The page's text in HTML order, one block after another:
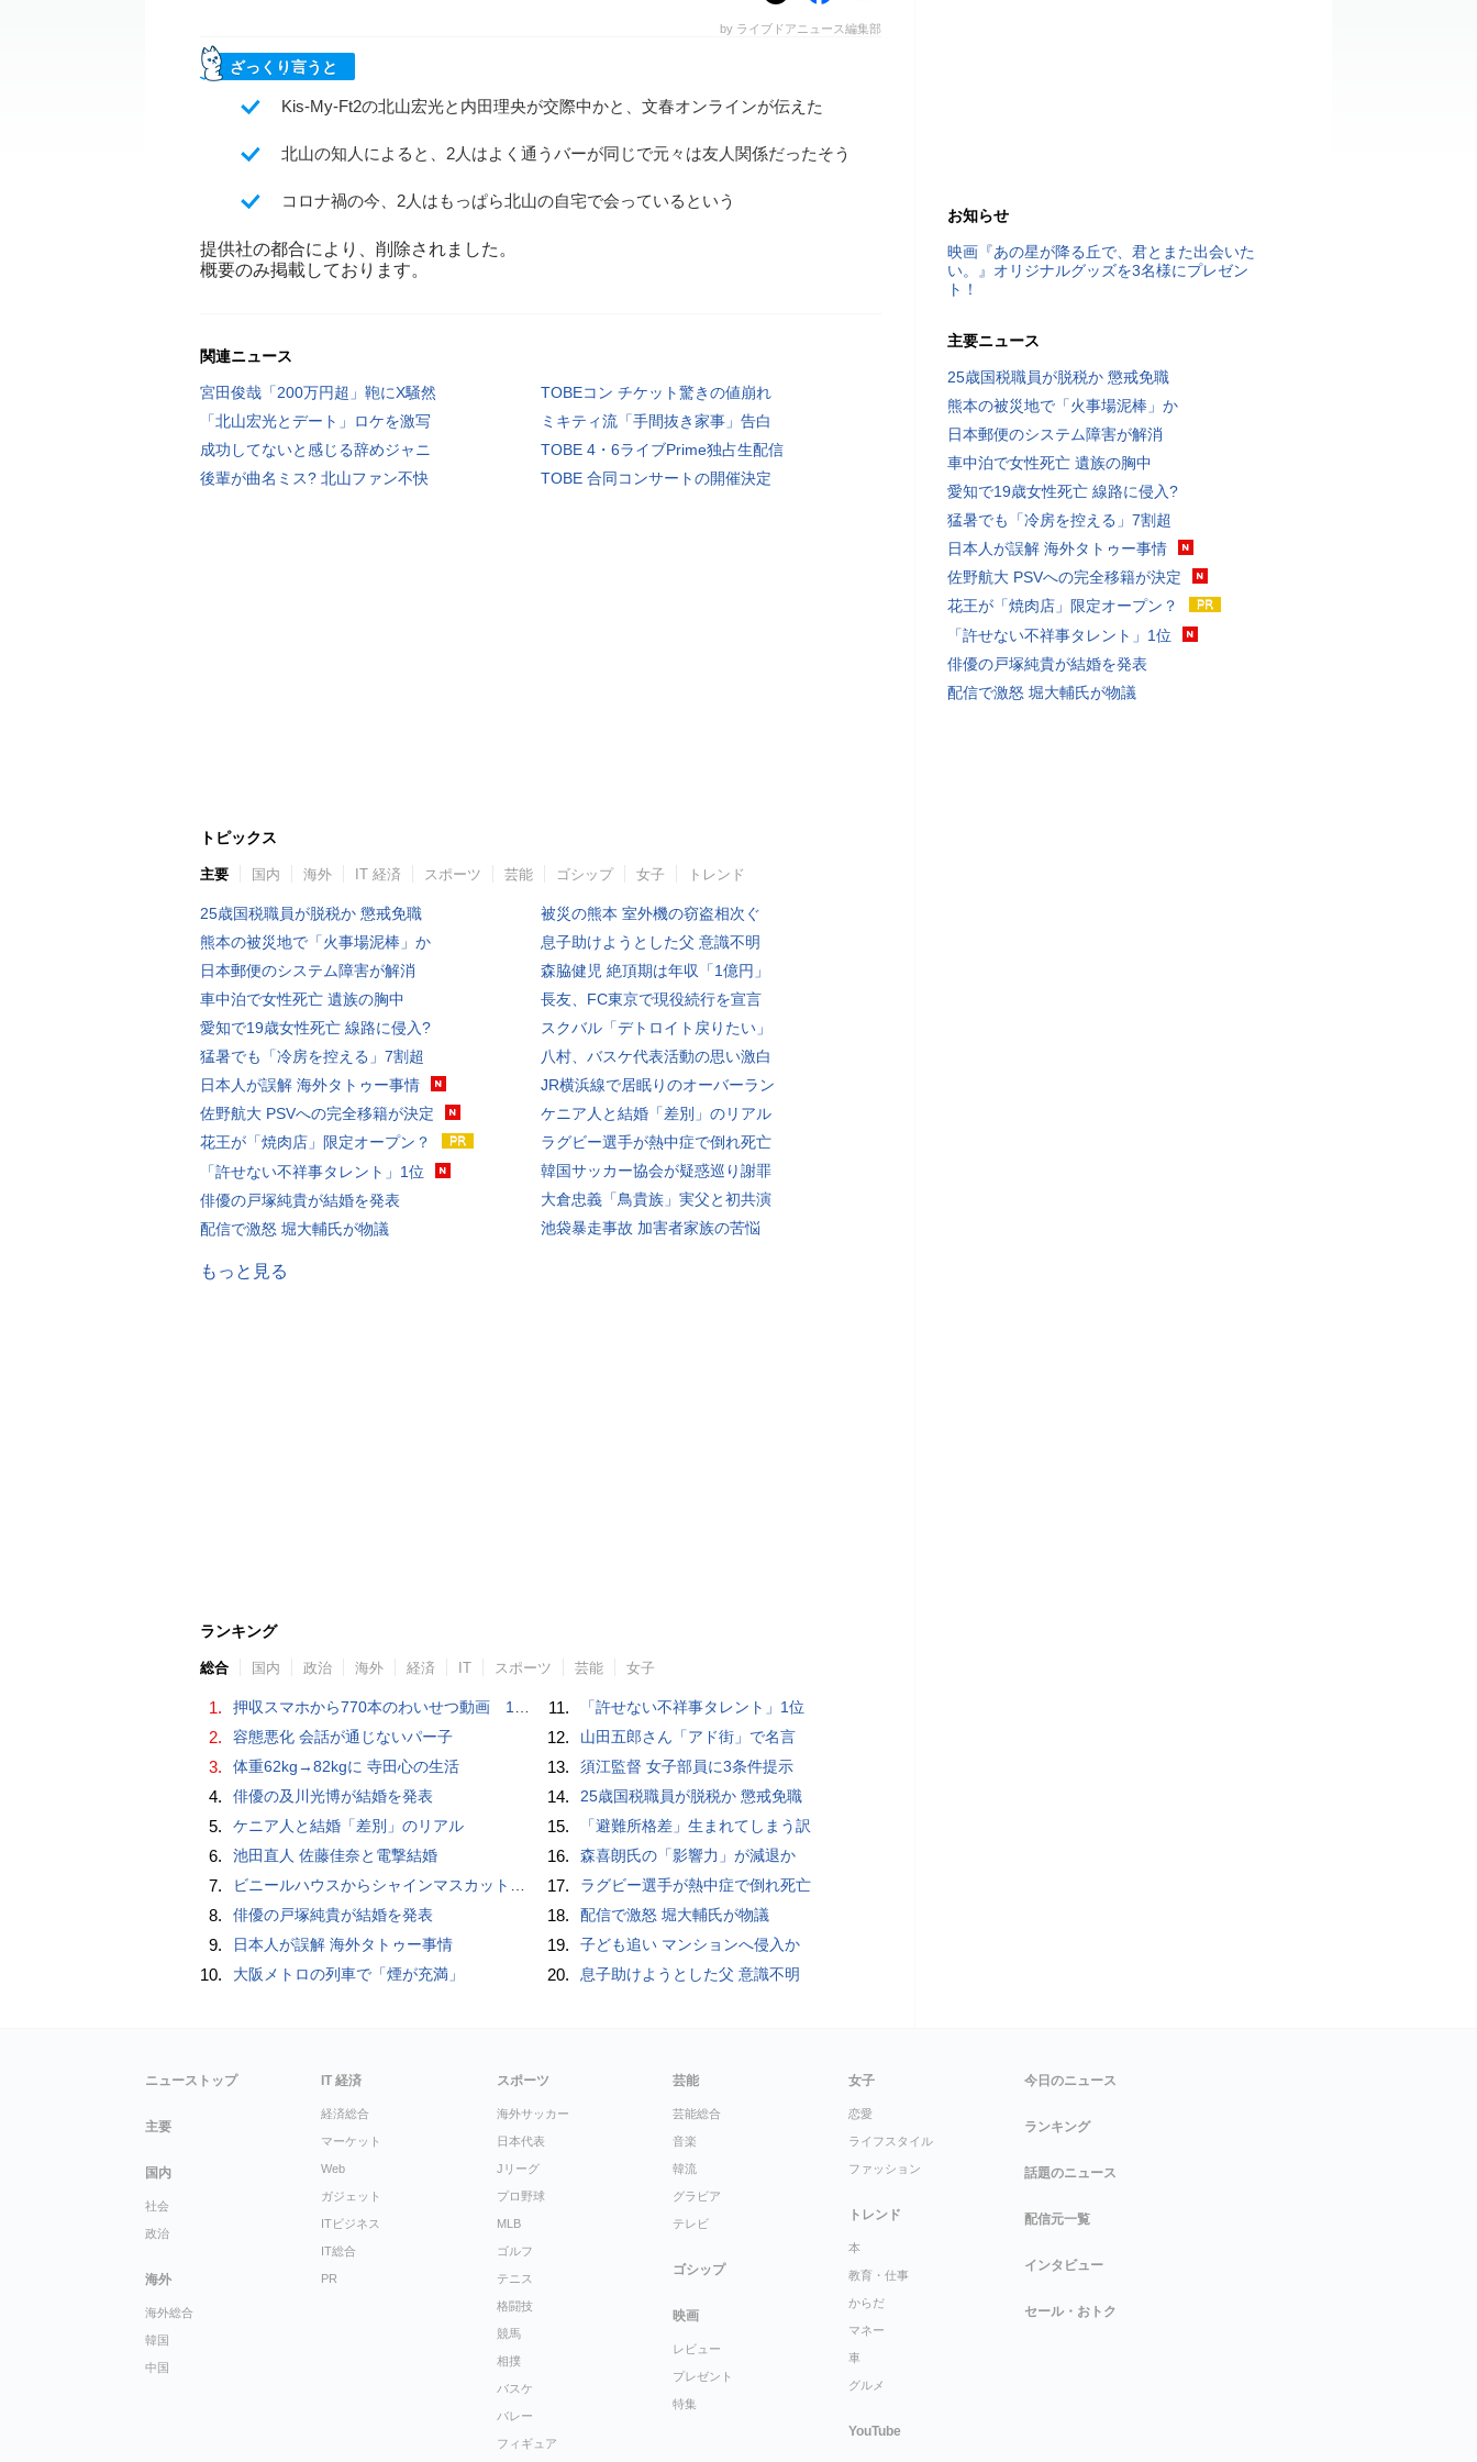
by ライブドアニュース編集部
ざっくり言うと
Kis-My-Ft2の北山宏光と内田理央が交際中かと、文春オンラインが伝えた
北山の知人によると、2人はよく通うバーが同じで元々は友人関係だったそう
コロナ禍の今、2人はもっぱら北山の自宅で会っているという
提供社の都合により、削除されました。
概要のみ掲載しております。
関連ニュース
宮田俊哉「200万円超」鞄にX騒然
TOBEコン チケット驚きの値崩れ
「北山宏光とデート」ロケを激写
ミキティ流「手間抜き家事」告白
成功してないと感じる辞めジャニ
TOBE 4・6ライブPrime独占生配信
後輩が曲名ミス? 北山ファン不快
TOBE 合同コンサートの開催決定
トピックス
主要 国内 海外 IT 経済 スポーツ 芸能 ゴシップ 女子 トレンド
25歳国税職員が脱税か 懲戒免職
熊本の被災地で「火事場泥棒」か
日本郵便のシステム障害が解消
車中泊で女性死亡 遺族の胸中
愛知で19歳女性死亡 線路に侵入?
猛暑でも「冷房を控える」7割超
日本人が誤解 海外タトゥー事情
佐野航大 PSVへの完全移籍が決定
花王が「焼肉店」限定オープン？
「許せない不祥事タレント」1位
俳優の戸塚純貴が結婚を発表
配信で激怒 堀大輔氏が物議
被災の熊本 室外機の窃盗相次ぐ
息子助けようとした父 意識不明
森脇健児 絶頂期は年収「1億円」
長友、FC東京で現役続行を宣言
スクバル「デトロイト戻りたい」
八村、バスケ代表活動の思い激白
JR横浜線で居眠りのオーバーラン
ケニア人と結婚「差別」のリアル
ラグビー選手が熱中症で倒れ死亡
韓国サッカー協会が疑惑巡り謝罪
大倉忠義「鳥貴族」実父と初共演
池袋暴走事故 加害者家族の苦悩
もっと見る
ランキング
総合 国内 政治 海外 経済 IT スポーツ 芸能 女子
1. 押収スマホから770本のわいせつ動画 15歳少女に酒と薬飲ませ性的暴行か 54歳男を再逮捕 「薬もありますよ」とSNSで誘い出し
2. 容態悪化 会話が通じないパー子
3. 体重62kg→82kgに 寺田心の生活
4. 俳優の及川光博が結婚を発表
5. ケニア人と結婚「差別」のリアル
6. 池田直人 佐藤佳奈と電撃結婚
7. ビニールハウスからシャインマスカット約200房を盗んだ疑い ネットで販売か 無職の男（42）逮捕 岡山県警
8. 俳優の戸塚純貴が結婚を発表
9. 日本人が誤解 海外タトゥー事情
10. 大阪メトロの列車で「煙が充満」
11. 「許せない不祥事タレント」1位
12. 山田五郎さん「アド街」で名言
13. 須江監督 女子部員に3条件提示
14. 25歳国税職員が脱税か 懲戒免職
15. 「避難所格差」生まれてしまう訳
16. 森喜朗氏の「影響力」が減退か
17. ラグビー選手が熱中症で倒れ死亡
18. 配信で激怒 堀大輔氏が物議
19. 子ども追い マンションへ侵入か
20. 息子助けようとした父 意識不明
お知らせ
映画『あの星が降る丘で、君とまた出会いた
い。』オリジナルグッズを3名様にプレゼン
ト！
主要ニュース
25歳国税職員が脱税か 懲戒免職
熊本の被災地で「火事場泥棒」か
日本郵便のシステム障害が解消
車中泊で女性死亡 遺族の胸中
愛知で19歳女性死亡 線路に侵入?
猛暑でも「冷房を控える」7割超
日本人が誤解 海外タトゥー事情
佐野航大 PSVへの完全移籍が決定
花王が「焼肉店」限定オープン？
「許せない不祥事タレント」1位
俳優の戸塚純貴が結婚を発表
配信で激怒 堀大輔氏が物議
ニューストップ
主要
国内
社会
政治
海外
海外総合
韓国
中国
IT 経済
経済総合
マーケット
Web
ガジェット
ITビジネス
IT総合
PR
スポーツ
海外サッカー
日本代表
Jリーグ
プロ野球
MLB
ゴルフ
テニス
格闘技
競馬
相撲
バスケ
バレー
フィギュア
芸能
芸能総合
音楽
韓流
グラビア
テレビ
ゴシップ
映画
レビュー
プレゼント
特集
女子
恋愛
ライフスタイル
ファッション
トレンド
本
教育・仕事
からだ
マネー
車
グルメ
YouTube
今日のニュース
ランキング
話題のニュース
配信元一覧
インタビュー
セール・おトク